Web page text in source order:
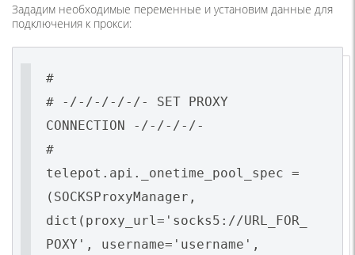
Зададим необходимые переменные и установим данные для
подключения к прокси:
#
# -/-/-/-/-/- SET PROXY
CONNECTION -/-/-/-/-
#
telepot.api._onetime_pool_spec =
(SOCKSProxyManager,
dict(proxy_url='socks5://URL_FOR_
POXY', username='username',